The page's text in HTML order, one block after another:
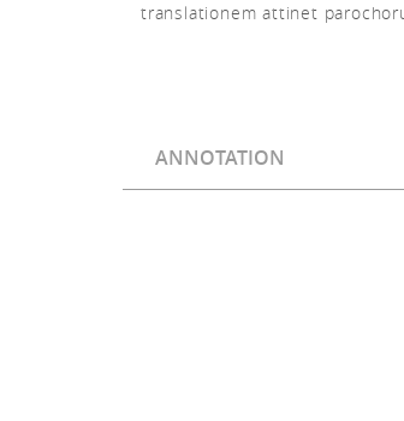
translationem attinet
ANNOTATION